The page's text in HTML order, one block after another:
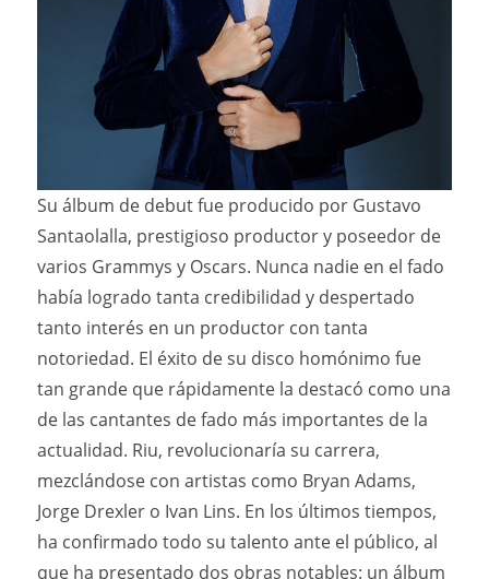
Su álbum de debut fue producido por Gustavo
Santaolalla, prestigioso productor y poseedor de
varios Grammys y Oscars. Nunca nadie en el fado
había logrado tanta credibilidad y despertado
tanto interés en un productor con tanta
notoriedad. El éxito de su disco homónimo fue
tan grande que rápidamente la destacó como una
de las cantantes de fado más importantes de la
actualidad. Riu, revolucionaría su carrera,
mezclándose con artistas como Bryan Adams,
Jorge Drexler o Ivan Lins. En los últimos tiempos,
ha confirmado todo su talento ante el público, al
que ha presentado dos obras notables: un álbum